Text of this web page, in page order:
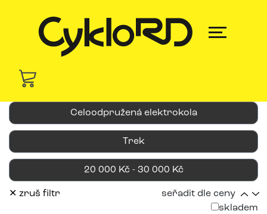
Celoodpružená elektrokola
Trek
20 000 Kč - 30 000 Kč
✕ zruš filtr
seřadit dle ceny
skladem